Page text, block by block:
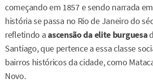
começando em 1857 e sendo narrada em
história se passa no Rio de Janeiro do
refletindo aascensão da elite burguesa
Santiago, que pertence a essa classe
bairros históricos da cidade, como
Novo.